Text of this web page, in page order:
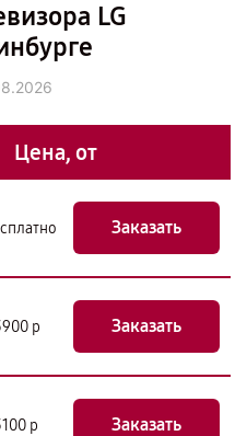
LG
Цена, от
Заказать
р Заказать
р Заказать